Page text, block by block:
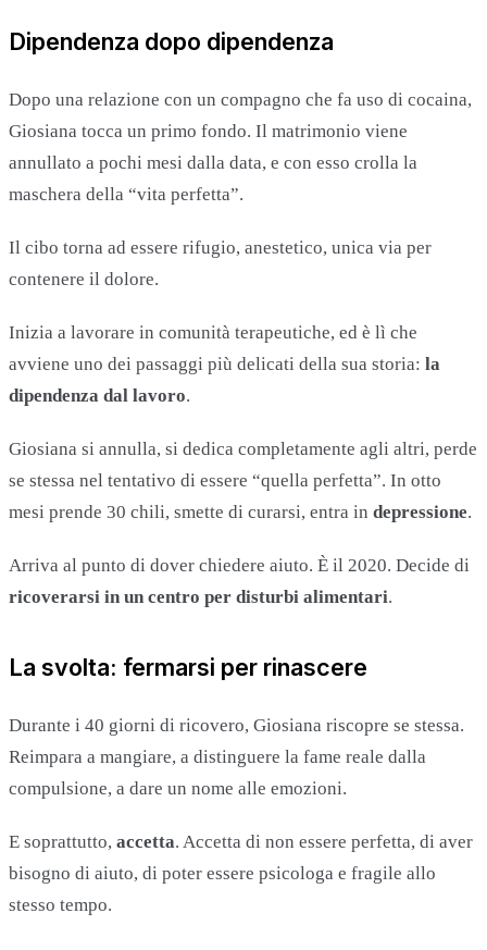
Dipendenza dopo dipendenza
Dopo una relazione con un compagno che fa uso di cocaina,
Giosiana tocca un primo fondo. Il matrimonio viene
annullato a pochi mesi dalla data, e con esso crolla la
maschera della “vita perfetta”.
Il cibo torna ad essere rifugio, anestetico, unica via per
contenere il dolore.
Inizia a lavorare in comunità terapeutiche, ed è lì che
avviene uno dei passaggi più delicati della sua storia: la
dipendenza dal lavoro.
Giosiana si annulla, si dedica completamente agli altri, perde
se stessa nel tentativo di essere “quella perfetta”. In otto
mesi prende 30 chili, smette di curarsi, entra in depressione.
Arriva al punto di dover chiedere aiuto. È il 2020. Decide di
ricoverarsi in un centro per disturbi alimentari.
La svolta: fermarsi per rinascere
Durante i 40 giorni di ricovero, Giosiana riscopre se stessa.
Reimpara a mangiare, a distinguere la fame reale dalla
compulsione, a dare un nome alle emozioni.
E soprattutto, accetta. Accetta di non essere perfetta, di aver
bisogno di aiuto, di poter essere psicologa e fragile allo
stesso tempo.